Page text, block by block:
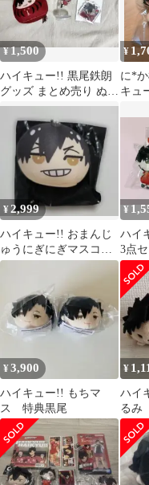
¥1,500
ハイキュー!! 黒尾鉄朗
グッズ まとめ売り ぬい
ぐるみ
¥
に*
キュ
¥2,999
ハイキュー!! おまんじ
ゅうにぎにぎマスコッ
ト 黒尾
¥
ハイ
3点
¥3,900
ハイキュー!! もちマ
ス 特典黒尾
¥
ハイ
るみ